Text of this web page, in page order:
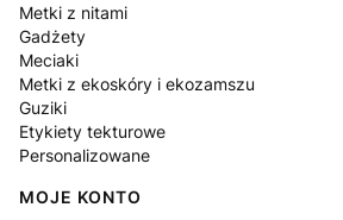
Metki z nitami
Gadżety
Meciaki
Metki z ekoskóry i ekozamszu
Guziki
Etykiety tekturowe
Personalizowane
MOJE KONTO